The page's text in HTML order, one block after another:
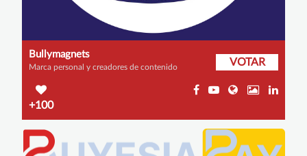
Bullymagnets
Marca personal y creadores de contenido VOTAR
+100